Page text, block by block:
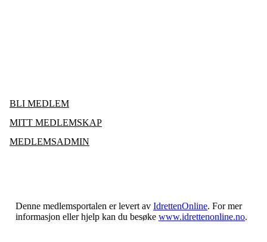
BLI MEDLEM
MITT MEDLEMSKAP
MEDLEMSADMIN
Denne medlemsportalen er levert av IdrettenOnline. For mer
informasjon eller hjelp kan du besøke www.idrettenonline.no.